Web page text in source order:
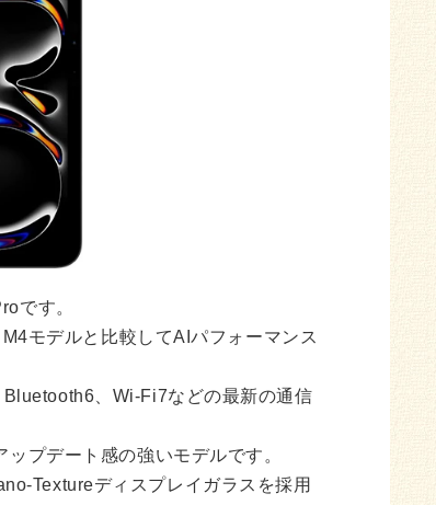
です。
モデルと比較してAIパフォーマンス
、Wi-Fi7などの最新の通信
プデート感の強いモデルです。
Textureディスプレイガラスを採用